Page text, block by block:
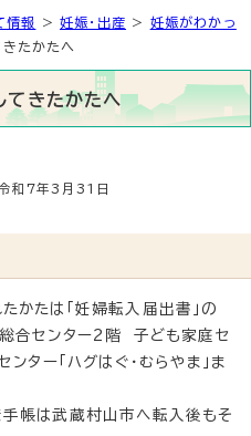
情報 >妊娠・出産 > 妊娠がわかっ
たかたへ
てきたかたへ
和7年3月31日
かたは「妊婦転入届出書」の
合センター2階 子ども家庭セ
ター「ハグはぐ・むらやま」ま
帳は武蔵村山市へ転入後もそ